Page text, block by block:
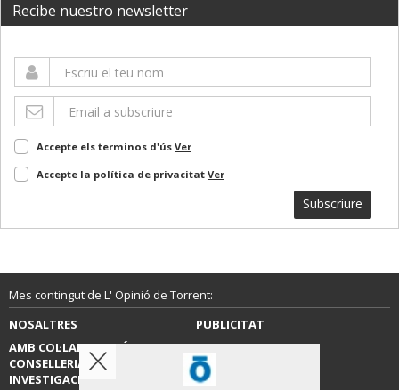
Recibe nuestro newsletter
Accepte els terminos d'ús Ver
Accepte la política de privacitat Ver
Subscriure
Mes contingut de L' Opinió de Torrent:
NOSALTRES
PUBLICITAT
AMB COL·LABORACIÓ DE LA
CONSELLERIA D’EDUCACIÓ,
INVESTIGACIÓ, CULTURA I
CONTACTE